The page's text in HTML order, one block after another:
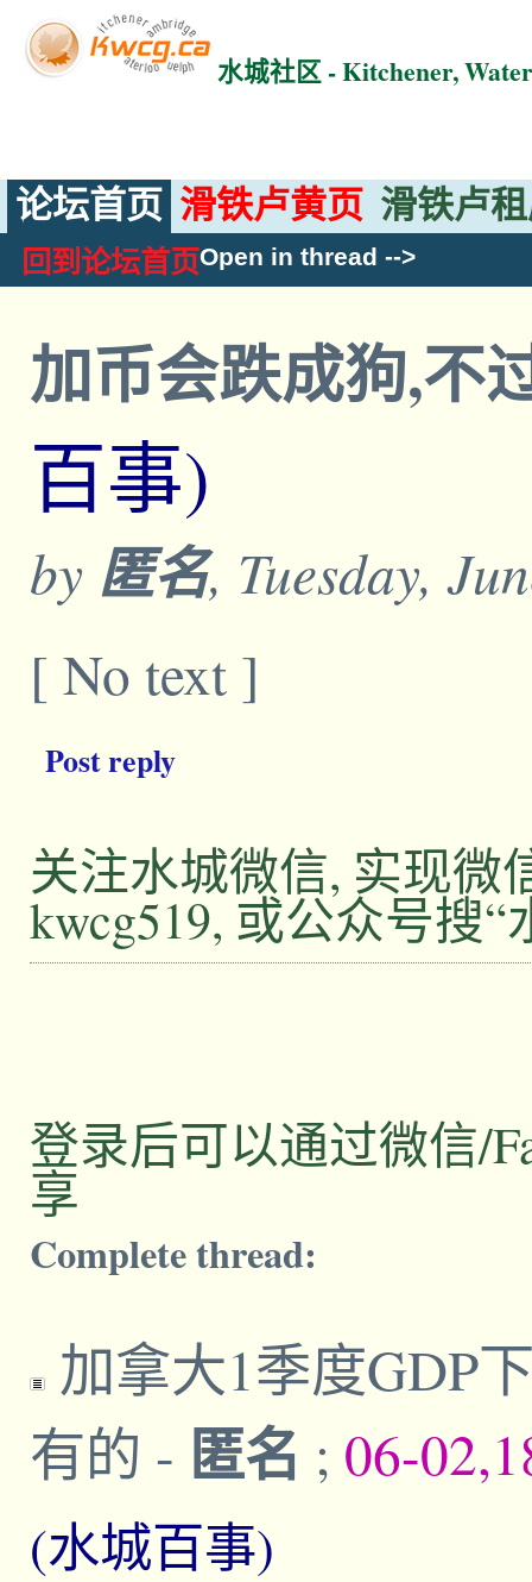
水城社区 - Kitchener,
论坛首页 滑铁卢黄页 滑铁卢
回到论坛首页Open in thread -->
加币会跌成狗,不
百事)
by 匿名, Tuesday,
[ No text ]
Post reply
关注水城微信, 实现微
kwcg519, 或公众号搜“
登录后可以通过微信/
享
Complete thread:
加拿大1季度GDP
有的 - 匿名 ; 06-
(水城百事)